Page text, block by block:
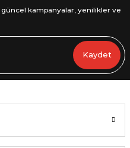
kampanyalar, yenilikler ve
Kaydet